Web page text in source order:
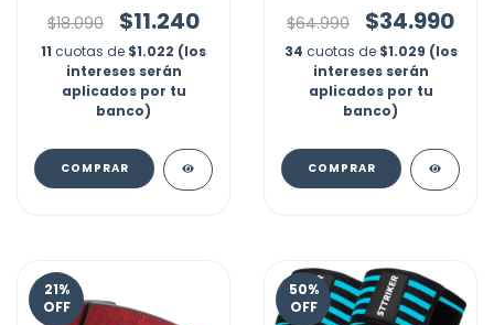
Marca Nubotta
$18.090 $11.240
11 cuotas de $1.022 (los
intereses serán
aplicados por tu
banco)
COMPRAR
Pad
$64.990 $34.990
34 cuotas de $1.029 (los
intereses serán
aplicados por tu
banco)
COMPRAR
21%
OFF
50%
OFF